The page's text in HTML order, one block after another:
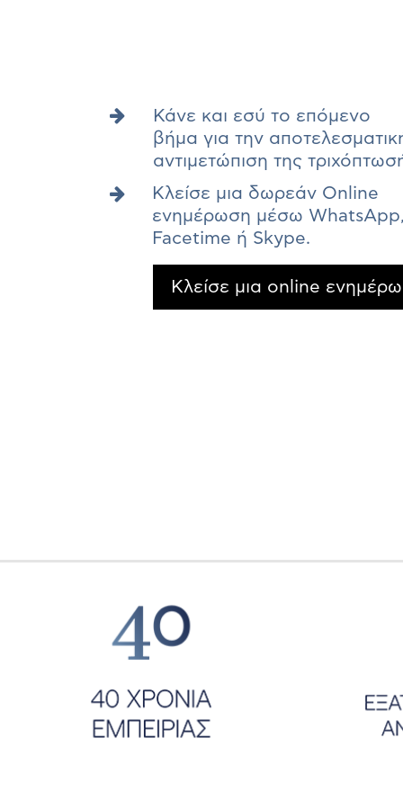
Κάνε και εσύ το επόμενο
βήμα για την
αντιμετώπιση της
Κλείσε μια online
Κλείσε μια δωρεάν Online
ενημέρωση μέσω
Facetime ή Skype.